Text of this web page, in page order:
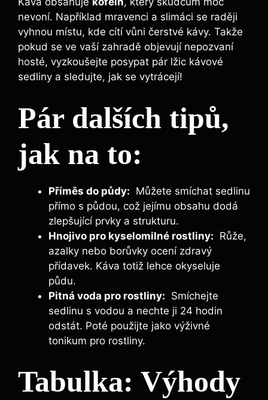
nevoní. Například mravenci⁢ a slimáci se raději‍
vyhnou⁢ místu, kde cítí vůni čerstvé kávy. Takže
pokud se ve vaší zahradě objevují nepozvaní
hosté, ⁣vyzkoušejte posypat pár ⁢lžic kávové
sedliny a sledujte, jak se ⁣vytrácejí!
Pár dalších tipů,
jak na​ to:
Příměs⁤ do půdy: ‌ Můžete smíchat sedlinu
přímo s‍ půdou, což ⁣jejímu obsahu dodá
zlepšující prvky a strukturu.
Hnojivo ​pro kyselomilné rostliny: ​ Růže,⁣
azalky ⁣nebo borůvky ocení zdravý
přídavek. Káva totiž‍ lehce okyseluje
půdu.
Pitná voda ⁢pro rostliny: ‍ Smíchejte
sedlinu s vodou ⁢a nechte ji 24 ⁢hodin
odstát. Poté ⁢použijte jako výživné
tonikum ⁣pro⁣ rostliny.
Tabulka: Výhody